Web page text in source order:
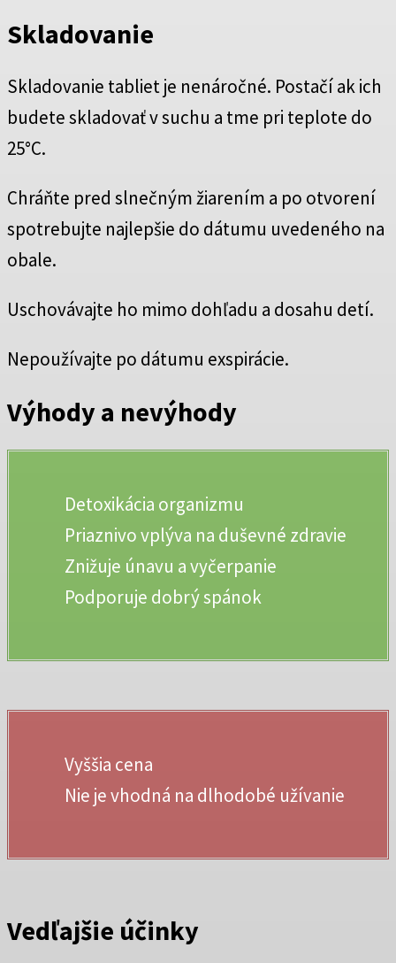
Skladovanie
Skladovanie tabliet je nenáročné. Postačí ak ich
budete skladovať v suchu a tme pri teplote do
25°C.
Chráňte pred slnečným žiarením a po otvorení
spotrebujte najlepšie do dátumu uvedeného na
obale.
Uschovávajte ho mimo dohľadu a dosahu detí.
Nepoužívajte po dátumu exspirácie.
Výhody a nevýhody
Detoxikácia organizmu
Priaznivo vplýva na duševné zdravie
Znižuje únavu a vyčerpanie
Podporuje dobrý spánok
Vyššia cena
Nie je vhodná na dlhodobé užívanie
Vedľajšie účinky